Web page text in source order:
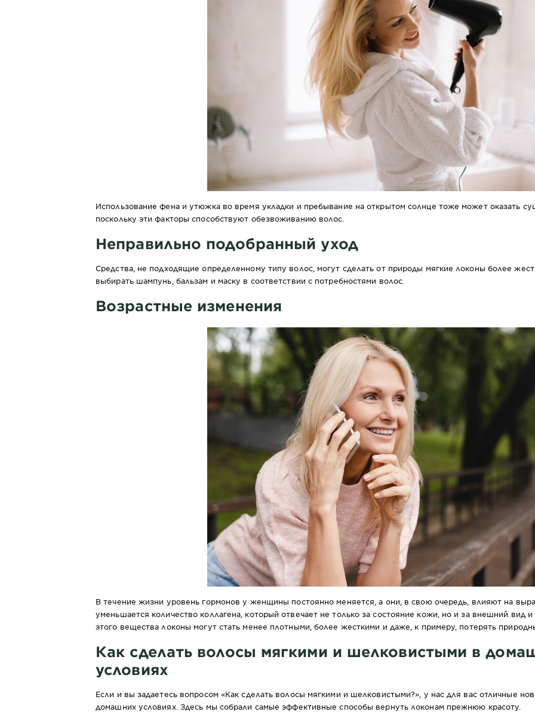
Использование фена и утюжка во время укладки и пребывание на открытом солнце тоже может оказать
поскольку эти факторы способствуют обезвоживанию волос.
Неправильно подобранный уход
Средства, не подходящие определенному типу волос, могут сделать от природы мягкие локоны более
выбирать шампунь, бальзам и маску в соответствии с потребностями волос.
Возрастные изменения
В течение жизни уровень гормонов у женщины постоянно меняется, а они, в свою очередь, влияют на
уменьшается количество коллагена, который отвечает не только за состояние кожи, но и за внешний вид
этого вещества локоны могут стать менее плотными, более жесткими и даже, к примеру, потерять
Как сделать волосы мягкими и шелковистыми в
условиях
Если и вы задаетесь вопросом «Как сделать волосы мягкими и шелковистыми?», у нас для вас отличные
домашних условиях. Здесь мы собрали самые эффективные способы вернуть локонам прежнюю красоту.